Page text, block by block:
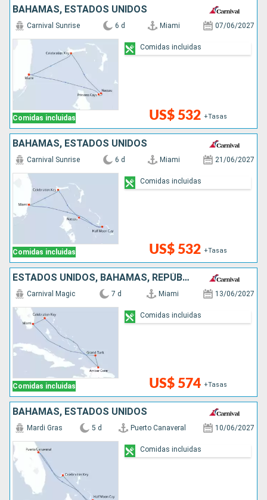
BAHAMAS, ESTADOS UNIDOS
Comidas incluidas
Carnival Sunrise 6 d Miami 07/06/2027
US$ 532 +Tasas
Comidas incluidas
BAHAMAS, ESTADOS UNIDOS
Comidas incluidas
Carnival Sunrise 6 d Miami 21/06/2027
US$ 532 +Tasas
Comidas incluidas
ESTADOS UNIDOS, BAHAMAS, REPÚBLICA DOMINICANA
Comidas incluidas
Carnival Magic 7 d Miami 13/06/2027
US$ 574 +Tasas
Comidas incluidas
BAHAMAS, ESTADOS UNIDOS
Mardi Gras 5 d Puerto Canaveral 10/06/2027
Comidas incluidas